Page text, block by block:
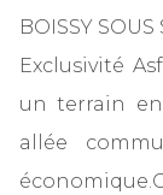
BOISSY SOUS
Exclusivité
un terrain
allée